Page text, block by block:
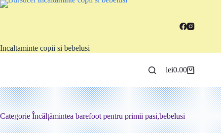
Sari
Incaltaminte copii si bebelusi
Coș
cumpărături
lei0.00
CategorieÎncălțămintea barefoot pentru primii pasi,bebelusi